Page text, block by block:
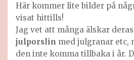
Här kommer lite bilder på
visat hittills!
Jag vet att många älskar deras
julporslin med julgranar etc,
den inte komma tillbaka i år.